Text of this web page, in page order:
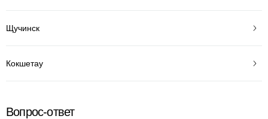
Щучинск
Кокшетау
Вопрос-ответ